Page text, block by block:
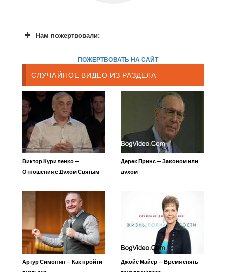
Нам пожертвовали:
ПОЖЕРТВОВАТЬ НА САЙТ
СЛУЧАЙНОЕ ВИДЕО ИЗ РАЗДЕЛА
Виктор Куриленко —
Отношения с Духом Святым
Дерек Принс — Законом или
духом
Артур Симонян — Как пройти
Джойс Майер — Время снять